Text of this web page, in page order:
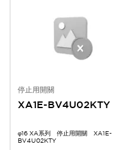
停止用開關
XA1E-BV4U02KTY
φ16 XA系列 停止用開關 XA1E-
BV4U02KTY